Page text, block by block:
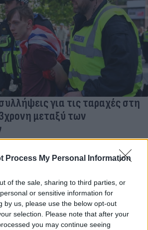
Process My Personal Information
of the sale, sharing to third parties, or
or sensitive information for
by us, please use the below opt-out
selection. Please note that after your
you may continue seeing
για τις ταραχές στη
μεταξύ των
Ιρλανδίας, μετά τη δολοφονία 3
Συντακτική
Flash.gr